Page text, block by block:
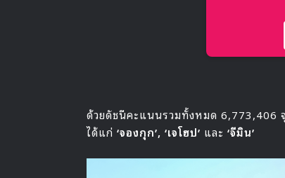
ด้วยดัชนีคะแนนรวมทั้งหมด 6,773,406
ได้แก่ ‘จองกุก’, ‘เจโฮป’ และ ‘จีมิน’